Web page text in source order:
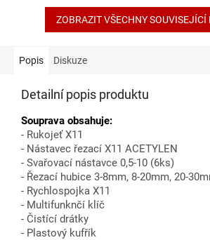
ZOBRAZIT VŠECHNY SOUVISEJÍCÍ
Popis Diskuze
Detailní popis produktu
Souprava obsahuje:
- Rukojeť X11
- Nástavec řezací X11 ACETYLEN
- Svařovací nástavce 0,5-10 (6ks)
- Řezací hubice 3-8mm, 8-20mm, 20-
- Rychlospojka X11
- Multifunknčí klíč
- Čistící drátky
- Plastový kufřík